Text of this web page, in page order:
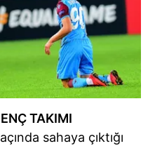
TAKIMI
sahaya çıktığı